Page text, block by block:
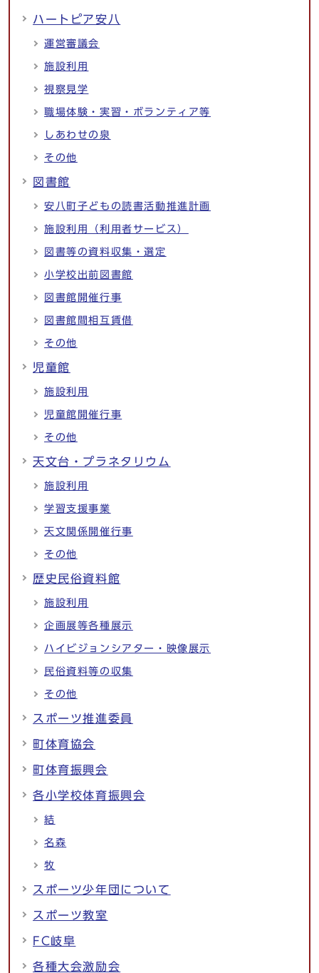
ハートピア安八
運営審議会
施設利用
視察見学
職場体験・実習・ボランティア等
しあわせの泉
その他
図書館
安八町子どもの読書活動推進計画
施設利用（利用者サービス）
図書等の資料収集・選定
小学校出前図書館
図書館開催行事
図書館間相互賃借
その他
児童館
施設利用
児童館開催行事
その他
天文台・プラネタリウム
施設利用
学習支援事業
天文関係開催行事
その他
歴史民俗資料館
施設利用
企画展等各種展示
ハイビジョンシアター・映像展示
民俗資料等の収集
その他
スポーツ推進委員
町体育協会
町体育振興会
各小学校体育振興会
結
名森
牧
スポーツ少年団について
スポーツ教室
FC岐阜
各種大会激励会